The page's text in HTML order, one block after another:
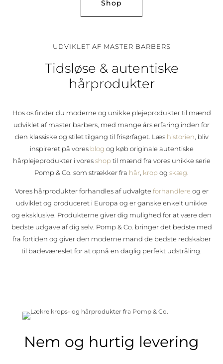
Shop
UDVIKLET AF MASTER BARBERS
Tidsløse & autentiske
hårprodukter
Hos os finder du moderne og unikke plejeprodukter til mænd
udviklet af master barbers, med mange års erfaring inden for
den klassiske og stilet tilgang til frisørfaget. Læs historien , bliv
inspireret på vores blog og køb originale autentiske
hårplejeprodukter i voresshop til mænd fra vores unikke serie
Pomp & Co. som strækker fra hår krop og skæg
Vores hårprodukter forhandles af udvalgte forhandlere og er
udviklet og produceret i Europa og er ganske enkelt unikke
og eksklusive. Produkterne giver dig mulighed for at være den
bedste udgave af dig selv. Pomp & Co. bringer det bedste med
fra fortiden og giver den moderne mand de bedste redskaber
til badeværeslet for at opnå en daglig perfekt udstråling.
Nem og hurtig levering